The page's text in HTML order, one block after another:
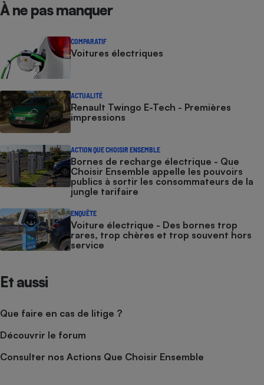
À ne pas manquer
COMPARATIF
Voitures électriques
ACTUALITÉ
Renault Twingo E-Tech - Premières
impressions
ACTION QUE CHOISIR ENSEMBLE
Bornes de recharge électrique - Que
Choisir Ensemble appelle les pouvoirs
publics à sortir les consommateurs de la
jungle tarifaire
ENQUÊTE
Voiture électrique - Des bornes trop
rares, trop chères et trop souvent hors
service
Et aussi
Que faire en cas de litige ?
Découvrir le forum
Consulter nos Actions Que Choisir Ensemble